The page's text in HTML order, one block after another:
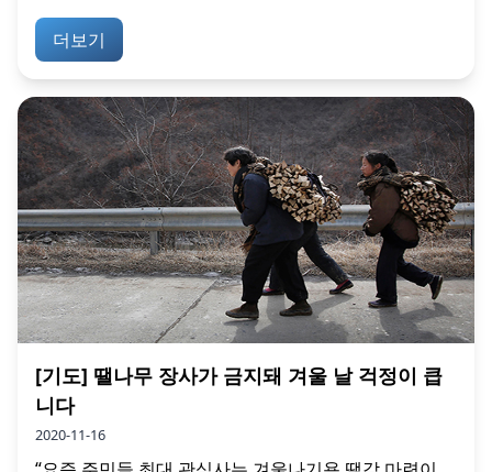
더보기
[기도] 땔나무 장사가 금지돼 겨울 날 걱정이 큽
니다
2020-11-16